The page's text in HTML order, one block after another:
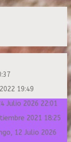
19:49
Julio 2026 22:01
2021 18:25
12 Julio 2026